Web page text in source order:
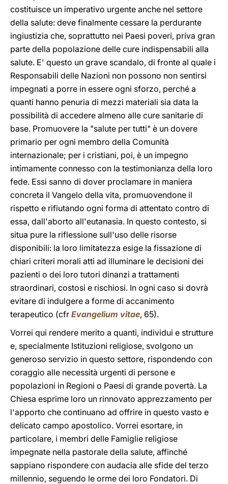
costituisce un imperativo urgente anche nel settore
della salute: deve finalmente cessare la perdurante
ingiustizia che, soprattutto nei Paesi poveri, priva gran
parte della popolazione delle cure indispensabili alla
salute. E' questo un grave scandalo, di fronte al quale i
Responsabili delle Nazioni non possono non sentirsi
impegnati a porre in essere ogni sforzo, perché a
quanti hanno penuria di mezzi materiali sia data la
possibilità di accedere almeno alle cure sanitarie di
base. Promuovere la "salute per tutti" è un dovere
primario per ogni membro della Comunità
internazionale; per i cristiani, poi, è un impegno
intimamente connesso con la testimonianza della loro
fede. Essi sanno di dover proclamare in maniera
concreta il Vangelo della vita, promuovendone il
rispetto e rifiutando ogni forma di attentato contro di
essa, dall'aborto all'eutanasia. In questo contesto, si
situa pure la riflessione sull'uso delle risorse
disponibili: la loro limitatezza esige la fissazione di
chiari criteri morali atti ad illuminare le decisioni dei
pazienti o dei loro tutori dinanzi a trattamenti
straordinari, costosi e rischiosi. In ogni caso si dovrà
evitare di indulgere a forme di accanimento
terapeutico (cfr Evangelium vitae, 65).
Vorrei qui rendere merito a quanti, individui e strutture
e, specialmente Istituzioni religiose, svolgono un
generoso servizio in questo settore, rispondendo con
coraggio alle necessità urgenti di persone e
popolazioni in Regioni o Paesi di grande povertà. La
Chiesa esprime loro un rinnovato apprezzamento per
l'apporto che continuano ad offrire in questo vasto e
delicato campo apostolico. Vorrei esortare, in
particolare, i membri delle Famiglie religiose
impegnate nella pastorale della salute, affinché
sappiano rispondere con audacia alle sfide del terzo
millennio, seguendo le orme dei loro Fondatori. Di